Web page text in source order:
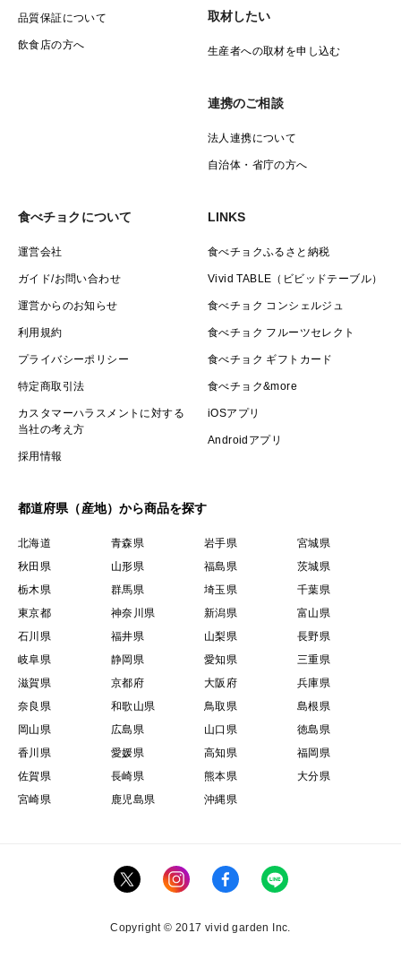
品質保証について
飲食店の方へ
取材したい
生産者への取材を申し込む
連携のご相談
法人連携について
自治体・省庁の方へ
食べチョクについて
運営会社
ガイド/お問い合わせ
運営からのお知らせ
利用規約
プライバシーポリシー
特定商取引法
カスタマーハラスメントに対する
当社の考え方
採用情報
LINKS
食べチョクふるさと納税
Vivid TABLE（ビビッドテーブル）
食べチョク コンシェルジュ
食べチョク フルーツセレクト
食べチョク ギフトカード
食べチョク&more
iOSアプリ
Androidアプリ
都道府県（産地）から商品を探す
北海道 青森県 岩手県
宮城県
秋田県
山形県 福島県
茨城県
栃木県
群馬県 埼玉県
千葉県
東京都
神奈川県 新潟県
富山県
石川県
福井県 山梨県
長野県
岐阜県
静岡県 愛知県
三重県
滋賀県
京都府 大阪府
兵庫県
奈良県
和歌山県 鳥取県
島根県
岡山県
広島県 山口県
徳島県
香川県
愛媛県 高知県
福岡県
佐賀県
長崎県 熊本県
大分県
宮崎県
鹿児島県 沖縄県
Copyright © 2017 vivid garden Inc.